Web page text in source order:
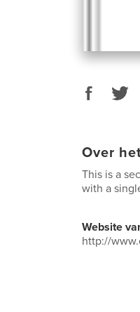
Over
This is a
with a
Website
http://